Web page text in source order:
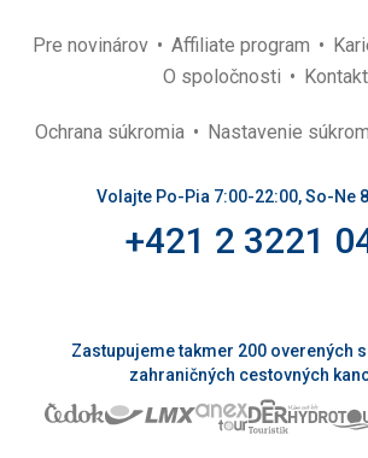
Pre novinárov Affiliate program
O spoločnosti
Ochrana súkromia Nastavenie
Volajte Po-Pia 7:00-22:00, So-Ne
+421 2 3221
Zastupujeme takmer 200 overených
zahraničných cestovných